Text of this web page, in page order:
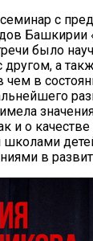
с
Башкирии
было
другом, а
чем в
и о
школами
в